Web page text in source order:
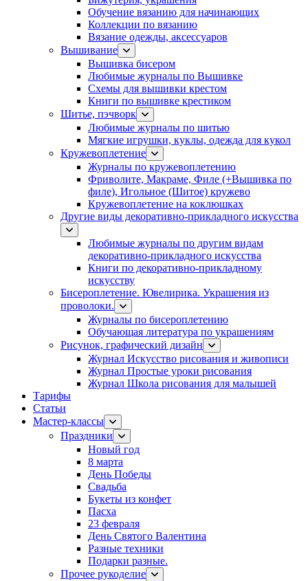
Обучение вязанию для начинающих
Коллекции по вязанию
Вязание одежды, аксессуаров
Вышивание
Вышивка бисером
Любимые журналы по Вышивке
Схемы для вышивки крестом
Книги по вышивке крестиком
Шитье, пэчворк
Любимые журналы по шитью
Мягкие игрушки, куклы, одежда для кукол
Кружевоплетение
Журналы по кружевоплетению
Фриволите, Макраме, Филе (+Вышивка по
филе), Игольное (Шитое) кружево
Кружевоплетение на коклюшках
Другие виды декоративно-прикладного искусства
Любимые журналы по другим видам
декоративно-прикладного искусства
Книги по декоративно-прикладному
искусству
Бисероплетение. Ювелирика. Украшения из
проволоки.
Журналы по бисероплетению
Обучающая литература по украшениям
Рисунок, графический дизайн
Журнал Искусство рисования и живописи
Журнал Простые уроки рисования
Журнал Школа рисования для малышей
Тарифы
Статьи
Мастер-классы
Праздники
Новый год
8 марта
День Победы
Свадьба
Букеты из конфет
Пасха
23 февраля
День Святого Валентина
Разные техники
Подарки разные.
Прочее рукоделие